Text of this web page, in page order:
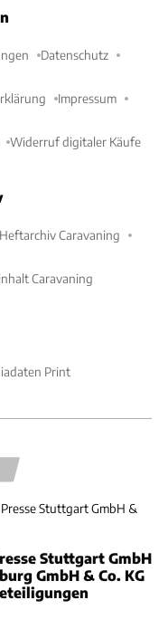
Datenschutz
Impressum
Widerruf digitaler Käufe
Heftarchiv Caravaning
Caravaning
Print
Stuttgart GmbH &
Stuttgart GmbH
GmbH & Co. KG